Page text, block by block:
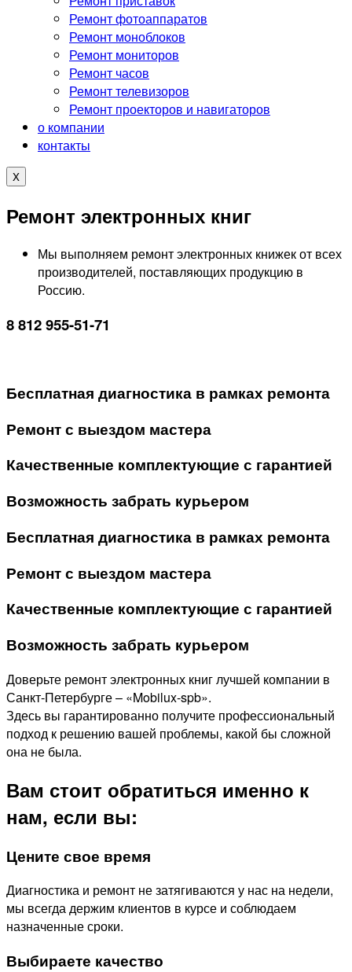
Ремонт фотоаппаратов
Ремонт моноблоков
Ремонт мониторов
Ремонт часов
Ремонт телевизоров
Ремонт проекторов и навигаторов
о компании
контакты
X
Ремонт электронных книг
Мы выполняем ремонт электронных книжек от всех
производителей, поставляющих продукцию в
Россию.
8 812 955-51-71
Бесплатная диагностика в рамках ремонта
Ремонт с выездом мастера
Качественные комплектующие с гарантией
Возможность забрать курьером
Бесплатная диагностика в рамках ремонта
Ремонт с выездом мастера
Качественные комплектующие с гарантией
Возможность забрать курьером
Доверьте ремонт электронных книг лучшей компании в
Санкт-Петербурге – «Mobilux-spb».
Здесь вы гарантированно получите профессиональный
подход к решению вашей проблемы, какой бы сложной
она не была.
Вам стоит обратиться именно к
нам, если вы:
Цените свое время
Диагностика и ремонт не затягиваются у нас на недели,
мы всегда держим клиентов в курсе и соблюдаем
назначенные сроки.
Выбираете качество